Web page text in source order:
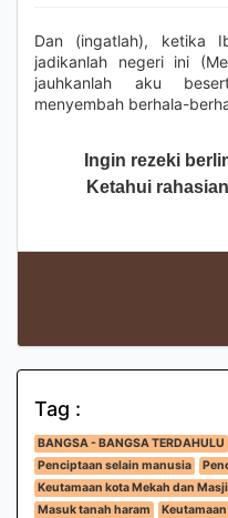
Dan (ingatlah), ketika
jadikanlah negeri ini
jauhkanlah aku
menyembah berhala-
Ingin rezeki
Ketahui
Tag :
BANGSA - BANGSA TERDAHULU
Penciptaan selain manusia
Keutamaan kota Mekah dan
Masuk tanah haram